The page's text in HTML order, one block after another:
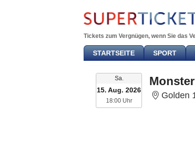
Tickets zum Vergnügen, wenn Sie das
STARTSEITE SPORT
Sa.
15. Aug. 2026
18:00 Uhr18:00 Uhr Golden